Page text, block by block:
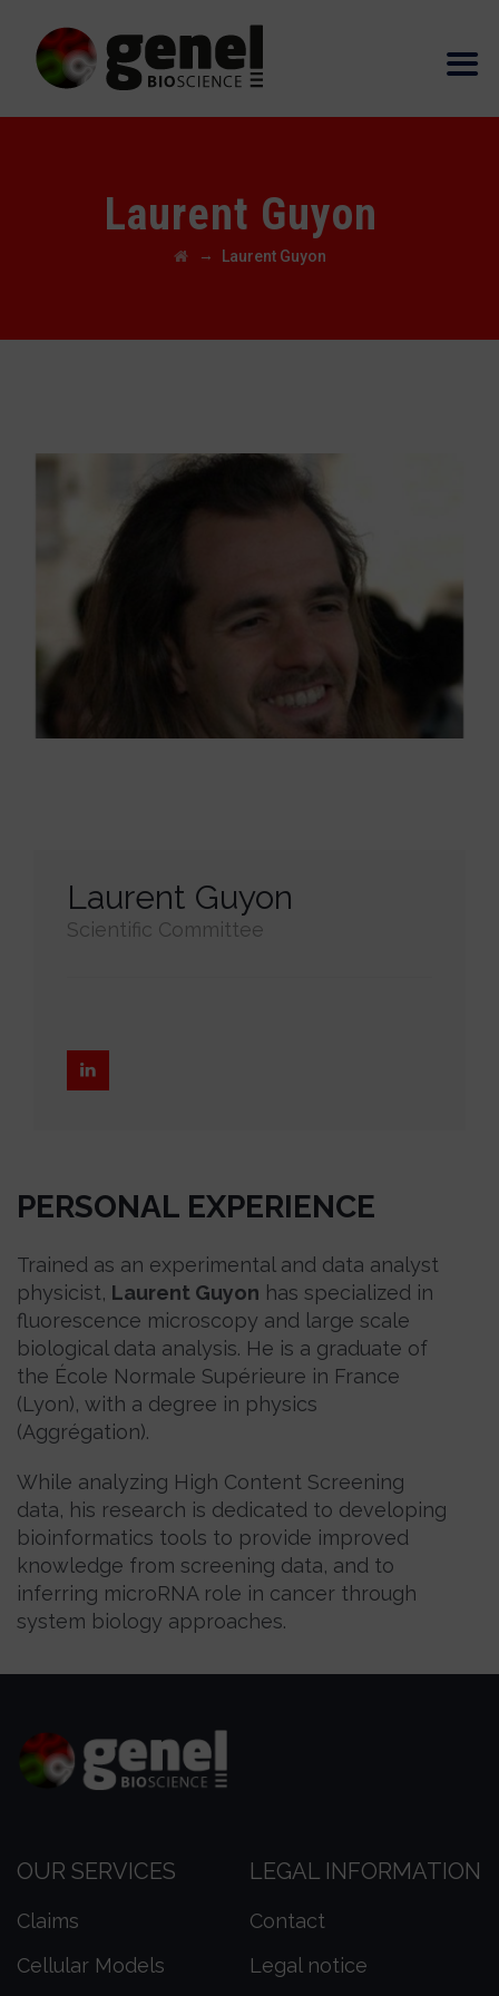
Laurent Guyon
→ Laurent Guyon
Laurent Guyon
Scientific Committee
PERSONAL EXPERIENCE
Trained as an experimental and data analyst
physicist, Laurent Guyon has specialized in
fluorescence microscopy and large scale
biological data analysis. He is a graduate of
the École Normale Supérieure in France
(Lyon), with a degree in physics
(Aggrégation).
While analyzing High Content Screening
data, his research is dedicated to developing
bioinformatics tools to provide improved
knowledge from screening data, and to
inferring microRNA role in cancer through
system biology approaches.
OUR SERVICES
Claims
Cellular Models
LEGAL INFORMATION
Contact
Legal notice